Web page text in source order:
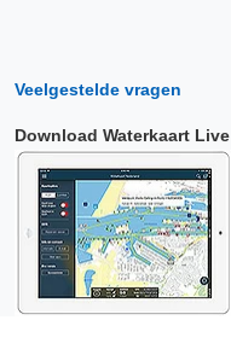
Veelgestelde vragen
Download Waterkaart Live